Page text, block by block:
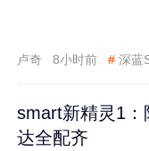
卢奇 8小时前 # 深蓝
smart新精灵1
达全配齐